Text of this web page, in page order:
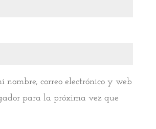
nombre, correo electrónico y web
para la próxima vez que